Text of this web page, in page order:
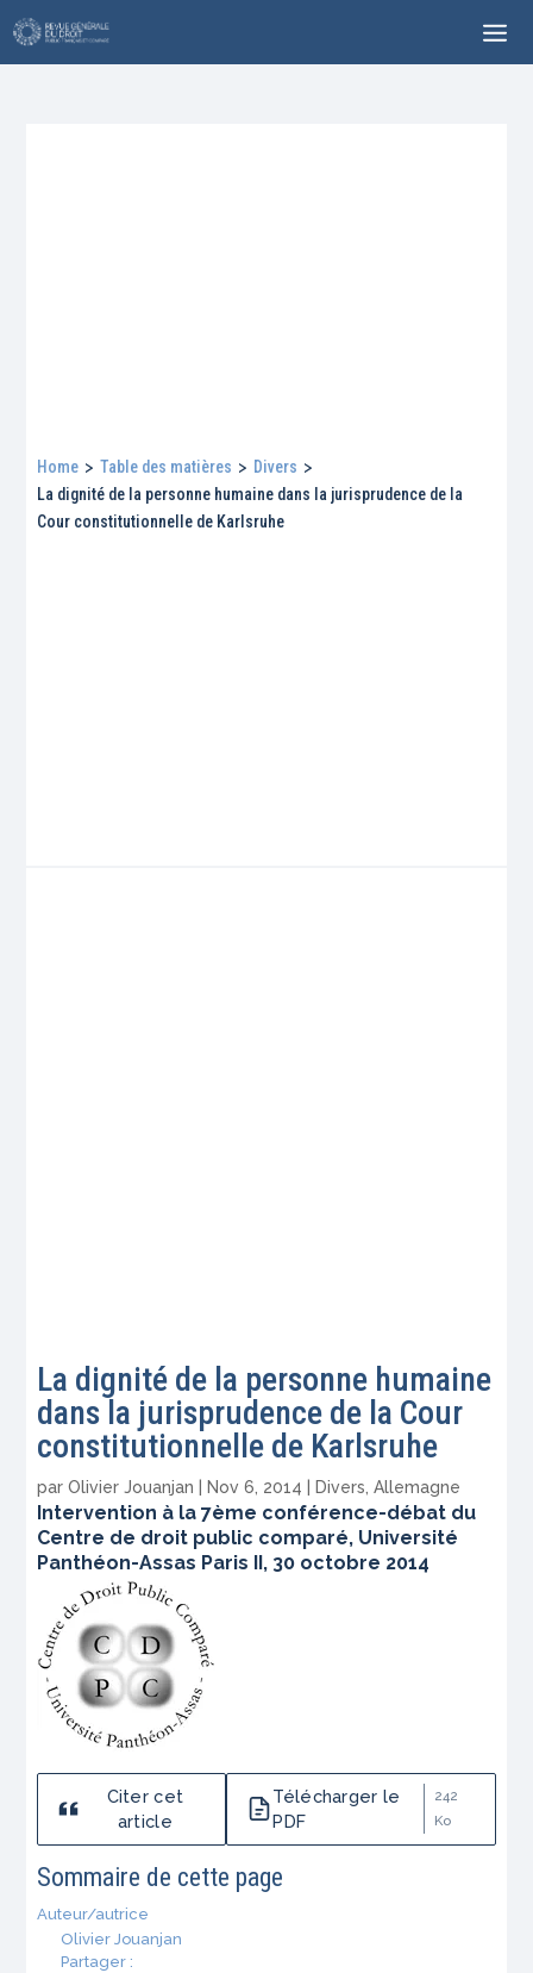
Home > Table des matières > Divers >
La dignité de la personne humaine dans la jurisprudence de la
Cour constitutionnelle de Karlsruhe
La dignité de la personne humaine
dans la jurisprudence de la Cour
constitutionnelle de Karlsruhe
parOlivier Jouanjan Nov 6, 2014 Divers ,Allemagne
Intervention à la 7ème conférence-débat du
Centre de droit public comparé, Université
Panthéon-Assas Paris II, 30 octobre 2014
Citer cet
article
Télécharger le
PDF
242
Ko
Sommaire de cette page
Auteur/autrice
Olivier Jouanjan
Partager :